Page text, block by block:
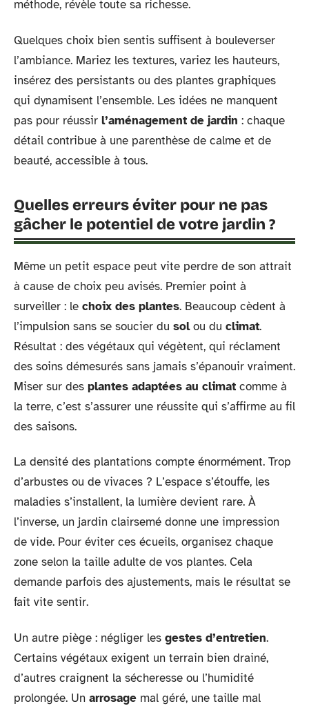
méthode, révèle toute sa richesse.
Quelques choix bien sentis suffisent à bouleverser
l’ambiance. Mariez les textures, variez les hauteurs,
insérez des persistants ou des plantes graphiques
qui dynamisent l’ensemble. Les idées ne manquent
pas pour réussir l’aménagement de jardin : chaque
détail contribue à une parenthèse de calme et de
beauté, accessible à tous.
Quelles erreurs éviter pour ne pas
gâcher le potentiel de votre jardin ?
Même un petit espace peut vite perdre de son attrait
à cause de choix peu avisés. Premier point à
surveiller : le choix des plantes. Beaucoup cèdent à
l’impulsion sans se soucier du solou du climat.
Résultat : des végétaux qui végètent, qui réclament
des soins démesurés sans jamais s’épanouir vraiment.
Miser sur des plantes adaptées au climat comme à
la terre, c’est s’assurer une réussite qui s’affirme au fil
des saisons.
La densité des plantations compte énormément. Trop
d’arbustes ou de vivaces ? L’espace s’étouffe, les
maladies s’installent, la lumière devient rare. À
l’inverse, un jardin clairsemé donne une impression
de vide. Pour éviter ces écueils, organisez chaque
zone selon la taille adulte de vos plantes. Cela
demande parfois des ajustements, mais le résultat se
fait vite sentir.
Un autre piège : négliger les gestes d’entretien.
Certains végétaux exigent un terrain bien drainé,
d’autres craignent la sécheresse ou l’humidité
prolongée. Un arrosage mal géré, une taille mal